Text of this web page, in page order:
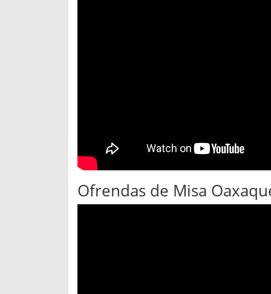
Ofrendas de Misa